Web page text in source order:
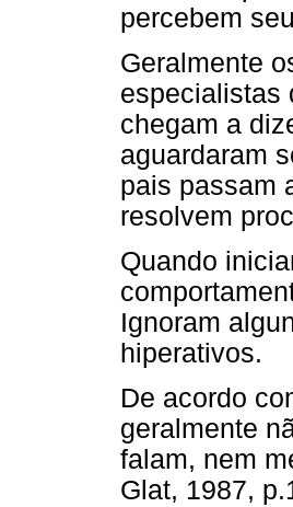
percebem
Geralmente
especialistas
chegam a
aguardaram
pais passam
resolvem
Quando
Ignoram
hiperativos.
De acordo
geralmente
falam, nem
Glat, 1987,